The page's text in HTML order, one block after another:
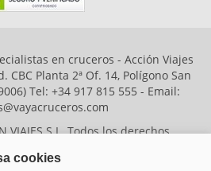
en cruceros - Acción Viajes
CBC Planta 2ª Of. 14, Polígono San
Tel: +34 917 815 555 - Email:
VIAJES S.L. Todos los derechos